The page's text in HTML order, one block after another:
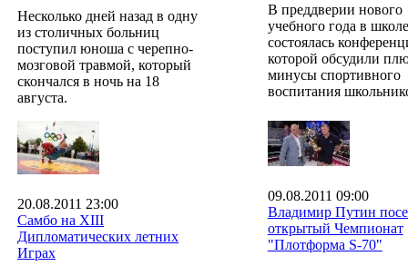
Несколько дней назад в одну
из столичных больниц
поступил юноша с черепно-
мозговой травмой, который
скончался в ночь на 18
августа.
В преддверии нового
учебного года в
состоялась
которой обсудили
минусы спортивного
воспитания
20.08.2011 23:00
Самбо на XIII
Дипломатических летних
Играх
09.08.2011 09:00
Владимир Путин
открытый Чемпионат
"Плотформа S-70"